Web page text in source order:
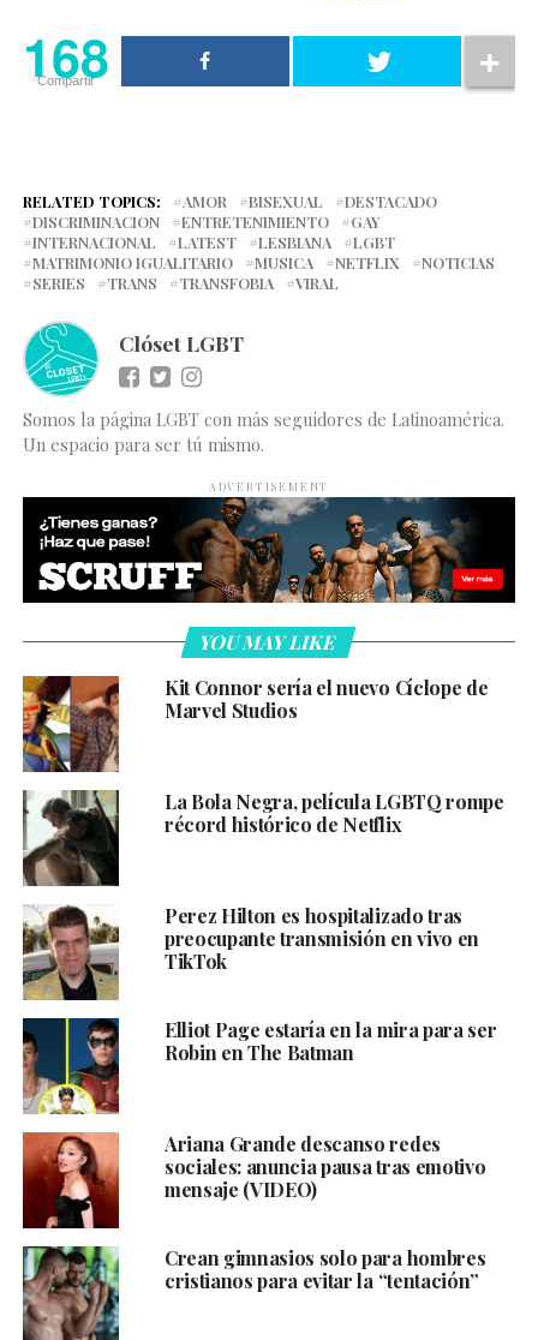
168
Compartir
RELATED TOPICS: AMOR BISEXUAL
DESTACADO
DISCRIMINACION
ENTRETENIMIENTO
GAY
INTERNACIONAL
LATEST LESBIANA
LGBT
MATRIMONIO IGUALITARIO
MUSICA NETFLIX
NOTICIAS
SERIES
TRANS TRANSFOBIA VIRAL
Clóset LGBT
Somos la página LGBT con más seguidores de Latinoamérica.
Un espacio para ser tú mismo.
ADVERTISEMENT
YOU MAY LIKE
Kit Connor sería el nuevo Cíclope de
Marvel Studios
La Bola Negra, película LGBTQ rompe
récord histórico de Netflix
Perez Hilton es hospitalizado tras
preocupante transmisión en vivo en
TikTok
Elliot Page estaría en la mira para ser
Robin en The Batman
Ariana Grande descanso redes
sociales: anuncia pausa tras emotivo
mensaje (VIDEO)
Crean gimnasios solo para hombres
cristianos para evitar la “tentación”